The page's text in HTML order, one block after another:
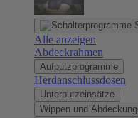
Alle anzeigen
Abdeckrahmen
Aufputzprogramme
Herdanschlussdosen
Unterputzeinsätze
Wippen und